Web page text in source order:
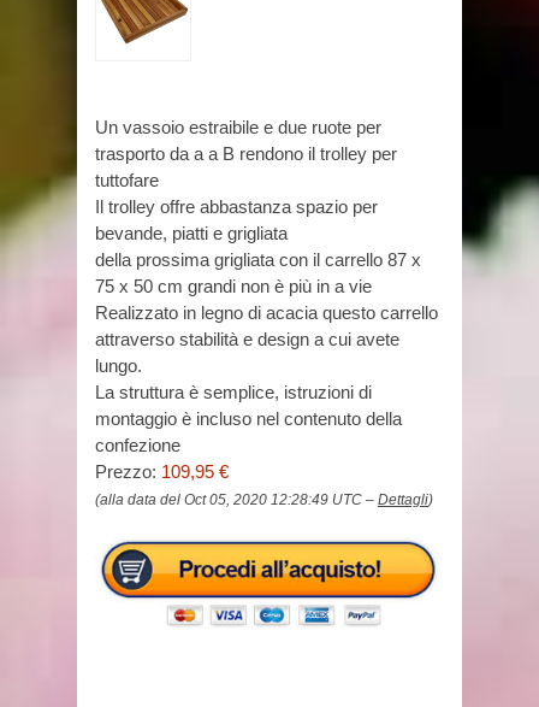
Un vassoio estraibile e due ruote per
trasporto da a a B rendono il trolley per
tuttofare
Il trolley offre abbastanza spazio per
bevande, piatti e grigliata
della prossima grigliata con il carrello 87 x
75 x 50 cm grandi non è più in a vie
Realizzato in legno di acacia questo carrello
attraverso stabilità e design a cui avete
lungo.
La struttura è semplice, istruzioni di
montaggio è incluso nel contenuto della
confezione
Prezzo: 109,95 €
(alla data del Oct 05, 2020 12:28:49 UTC – Dettagli)